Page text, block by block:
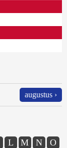
augustus ›
L M N
O